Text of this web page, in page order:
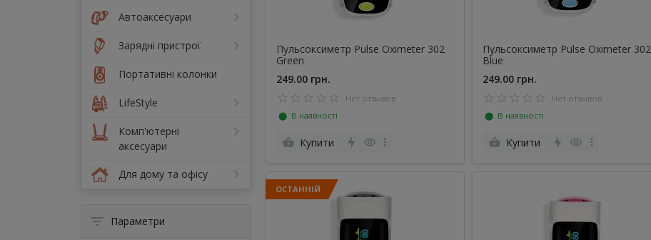
Автоаксесуари
Зарядні пристрої
Портативні колонки
LifeStyle
Комп'ютерні
аксесуари
Для дому та офісу
Параметри
Пульсоксиметр Pulse Oximeter 302
Green
249.00 грн.
Нет отзывов
⬤ В наявності
Купити
Пульсоксиметр Pulse Oximeter 302
Blue
249.00 грн.
Нет отзывов
⬤ В наявності
Купити
ОСТАННІЙ